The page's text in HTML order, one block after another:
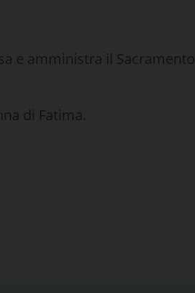
e amministra il Sacramento
di Fatima.